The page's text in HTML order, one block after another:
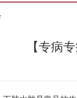
【专病